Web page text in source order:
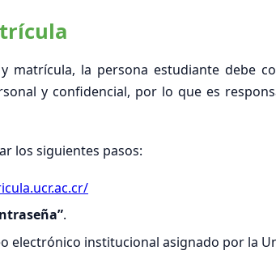
matrícula, la persona estudiante debe
y confidencial, por lo que es
los siguientes pasos:
.
electrónico institucional asignado por la